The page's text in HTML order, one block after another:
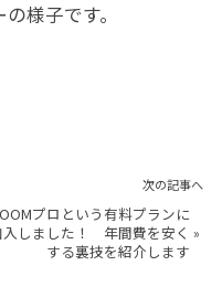
様子です。
次の記事へ
プロという有料プランに
入しました！ 年間費を安く
する裏技を紹介します
»